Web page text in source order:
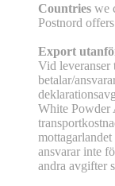
Countries we
Postnord
Export
Vid
betalar/
White Powder
ansvarar inte
andra avgifter